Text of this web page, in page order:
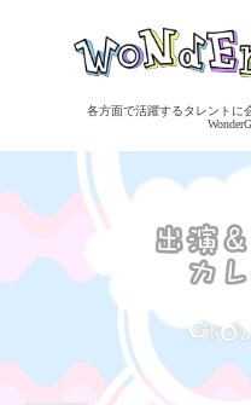
各方面で活躍するタレントに